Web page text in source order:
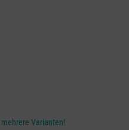
mehrere Varianten!